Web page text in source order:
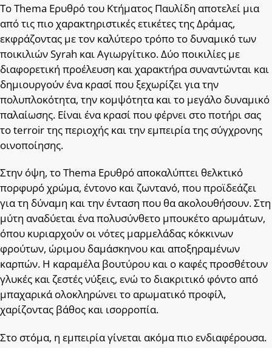
Το Thema Ερυθρό του Κτήματος Παυλίδη αποτελεί μια
από τις πιο χαρακτηριστικές ετικέτες της Δράμας,
εκφράζοντας με τον καλύτερο τρόπο το δυναμικό των
ποικιλιών Syrah και Αγιωργίτικο. Δύο ποικιλίες με
διαφορετική προέλευση και χαρακτήρα συναντώνται και
δημιουργούν ένα κρασί που ξεχωρίζει για την
πολυπλοκότητα, την κομψότητα και το μεγάλο δυναμικό
παλαίωσης. Είναι ένα κρασί που φέρνει στο ποτήρι σας
το terroir της περιοχής και την εμπειρία της σύγχρονης
οινοποίησης.
Στην όψη, το Thema Ερυθρό αποκαλύπτει θελκτικό
πορφυρό χρώμα, έντονο και ζωντανό, που προϊδεάζει
για τη δύναμη και την ένταση που θα ακολουθήσουν. Στη
μύτη αναδύεται ένα πολυσύνθετο μπουκέτο αρωμάτων,
όπου κυριαρχούν οι νότες μαρμελάδας κόκκινων
φρούτων, ώριμου δαμάσκηνου και αποξηραμένων
καρπών. Η καραμέλα βουτύρου και ο καφές προσθέτουν
γλυκές και ζεστές νύξεις, ενώ το διακριτικό φόντο από
μπαχαρικά ολοκληρώνει το αρωματικό προφίλ,
χαρίζοντας βάθος και ισορροπία.
Στο στόμα, η εμπειρία γίνεται ακόμα πιο ενδιαφέρουσα.